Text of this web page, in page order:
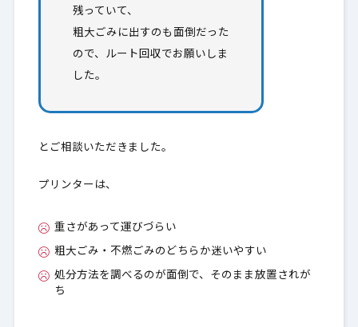
残っていて、
粗大ごみに出すのも面倒だった
ので、ルート回収でお願いしま
した。
とご相談いただきました。
プリンターは、
重さがあって運びづらい
粗大ごみ・不燃ごみのどちらか迷いやすい
処分方法を調べるのが面倒で、そのまま放置されが
ち